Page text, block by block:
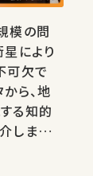
模の問
により
可欠で
ら、地
る知的
ます。